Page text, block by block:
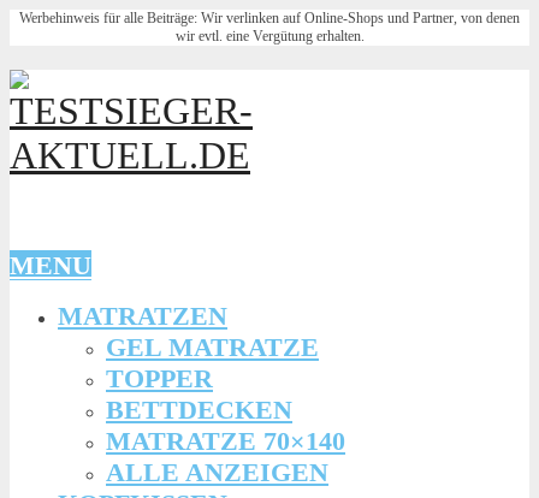
Werbehinweis für alle Beiträge: Wir verlinken auf Online-Shops und Partner, von denen
wir evtl. eine Vergütung erhalten.
MENU
MATRATZEN
GEL MATRATZE
TOPPER
BETTDECKEN
MATRATZE 70×140
ALLE ANZEIGEN